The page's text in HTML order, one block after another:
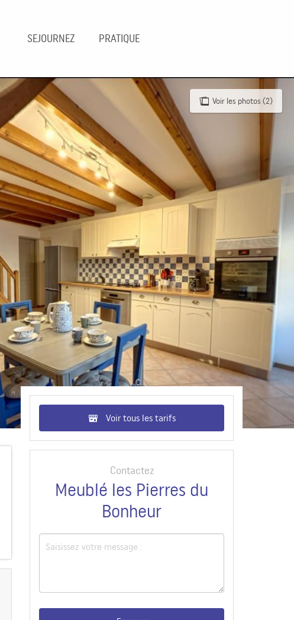
SEJOURNEZ PRATIQUE
Voir les photos (2)
Voir tous les tarifs
Contactez
Meublé les Pierres du
Bonheur